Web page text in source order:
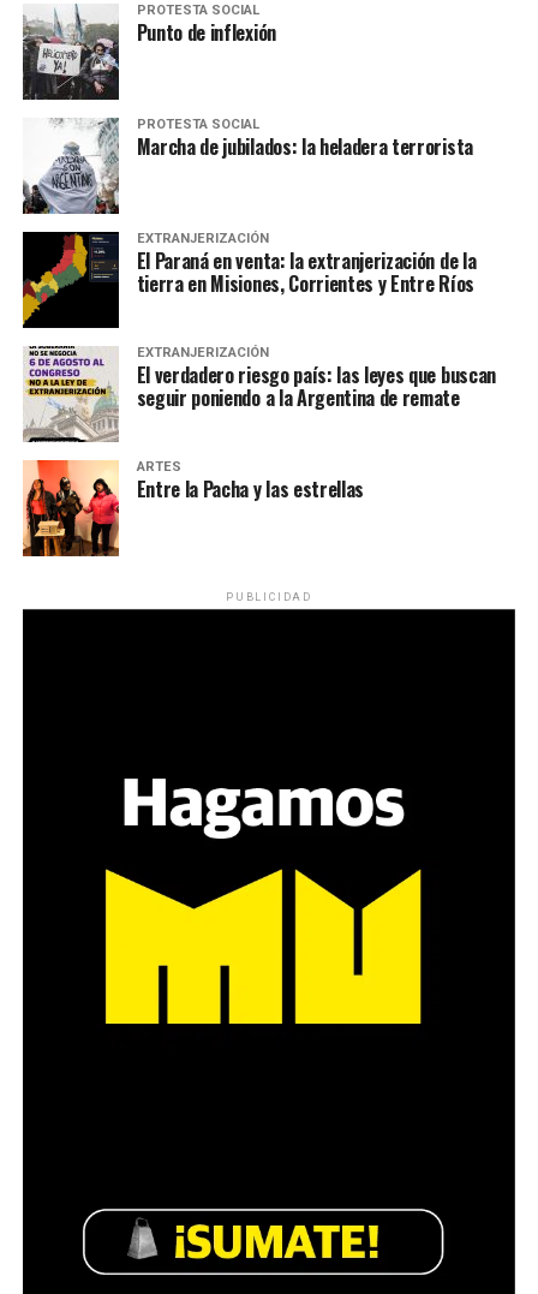
PROTESTA SOCIAL
Punto de inflexión
PROTESTA SOCIAL
Marcha de jubilados: la heladera terrorista
EXTRANJERIZACIÓN
El Paraná en venta: la extranjerización de la
tierra en Misiones, Corrientes y Entre Ríos
EXTRANJERIZACIÓN
El verdadero riesgo país: las leyes que buscan
seguir poniendo a la Argentina de remate
ARTES
Entre la Pacha y las estrellas
PUBLICIDAD